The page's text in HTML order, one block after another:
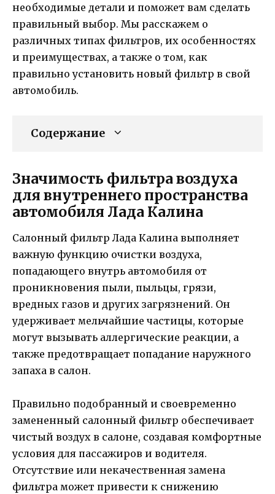
необходимые детали и поможет вам сделать
правильный выбор. Мы расскажем о
различных типах фильтров, их особенностях
и преимуществах, а также о том, как
правильно установить новый фильтр в свой
автомобиль.
Содержание
Значимость фильтра воздуха
для внутреннего пространства
автомобиля Лада Калина
Салонный фильтр Лада Калина выполняет
важную функцию очистки воздуха,
попадающего внутрь автомобиля от
проникновения пыли, пыльцы, грязи,
вредных газов и других загрязнений. Он
удерживает мельчайшие частицы, которые
могут вызывать аллергические реакции, а
также предотвращает попадание наружного
запаха в салон.
Правильно подобранный и своевременно
замененный салонный фильтр обеспечивает
чистый воздух в салоне, создавая комфортные
условия для пассажиров и водителя.
Отсутствие или некачественная замена
фильтра может привести к снижению